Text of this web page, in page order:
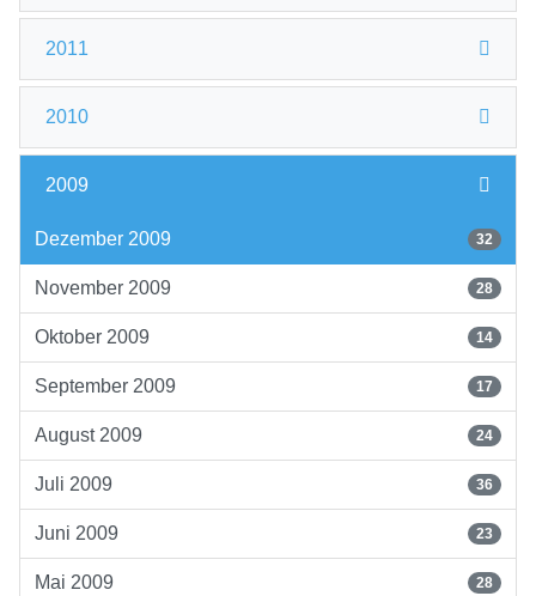
2011
2010
2009
Dezember 2009 32
November 2009 28
Oktober 2009 14
September 2009 17
August 2009 24
Juli 2009 36
Juni 2009 23
Mai 2009 28